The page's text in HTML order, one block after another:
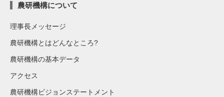
農研機構について
理事長メッセージ
農研機構とはどんなところ?
農研機構の基本データ
アクセス
農研機構ビジョンステートメント